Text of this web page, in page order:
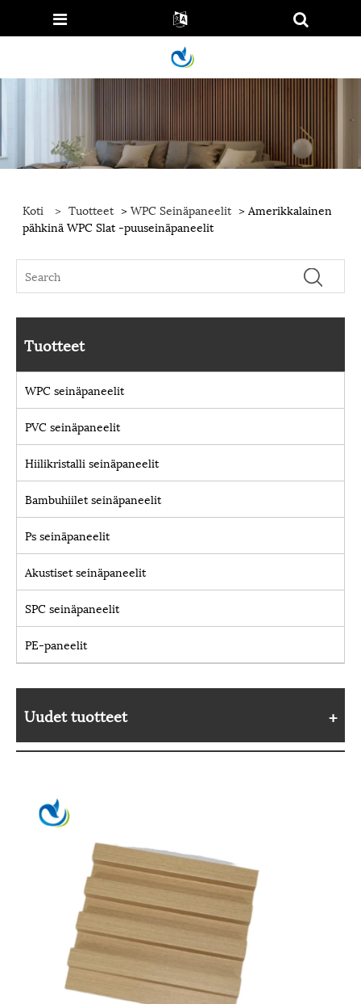
Koti > Tuotteet >WPC Seinäpaneelit > Amerikkalainen
pähkinä WPC Slat -puuseinäpaneelit
Tuotteet
WPC seinäpaneelit
PVC seinäpaneelit
Hiilikristalli seinäpaneelit
Bambuhiilet seinäpaneelit
Ps seinäpaneelit
Akustiset seinäpaneelit
SPC seinäpaneelit
PE-paneelit
Uudet tuotteet